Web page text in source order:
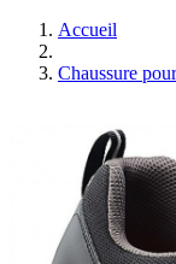
Accueil
Chaussure